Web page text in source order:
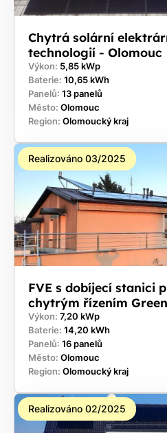
Chytrá solární
technologií - Olomouc
Výkon: 5,85 kWp
Baterie: 10,65 kWh
Panelů: 13 panelů
Město: Olomouc
Region: Olomoucký kraj
Realizováno 03/2025
FVE s dobíjecí stanici
chytrým řízením
Výkon: 7,20 kWp
Baterie: 14,20 kWh
Panelů: 16 panelů
Město: Olomouc
Region: Olomoucký kraj
Realizováno 02/2025